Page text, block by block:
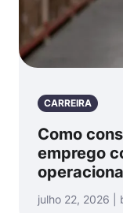
CARREIRA
Como
emprego
julho 22, 2026 |